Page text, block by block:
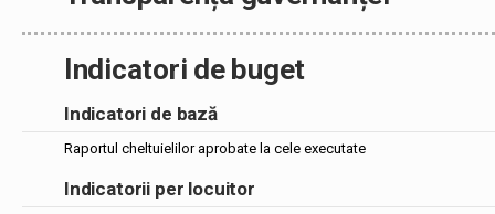
Indicatori de buget
Indicatori de bază
Raportul cheltuielilor aprobate la cele executate
Indicatorii per locuitor